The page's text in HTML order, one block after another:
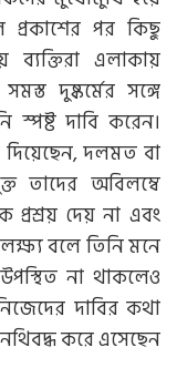
প্রকাশের পর কিছু
এলাকায়
দুষ্কর্মের সঙ্গে
দাবি করেন।
দিয়েছেন, দলমত বা
তাদের অবিলম্বে
প্রশ্রয় দেয় না এবং
বলে তিনি মনে
না থাকলেও
দাবির কথা
করে এসেছেন